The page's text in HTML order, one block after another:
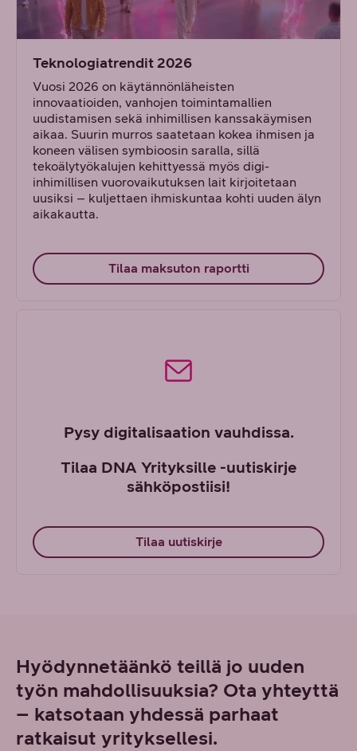
Teknologiatrendit 2026
Vuosi 2026 on käytännönläheisten
innovaatioiden, vanhojen toimintamallien
uudistamisen sekä inhimillisen kanssakäymisen
aikaa. Suurin murros saatetaan kokea ihmisen ja
koneen välisen symbioosin saralla, sillä
tekoälytyökalujen kehittyessä myös digi-
inhimillisen vuorovaikutuksen lait kirjoitetaan
uusiksi – kuljettaen ihmiskuntaa kohti uuden älyn
aikakautta.
Tilaa maksuton raportti
Pysy digitalisaation vauhdissa.
Tilaa DNA Yrityksille -uutiskirje
sähköpostiisi!
Tilaa uutiskirje
Hyödynnetäänkö teillä jo uuden
työn mahdollisuuksia? Ota yhteyttä
– katsotaan yhdessä parhaat
ratkaisut yrityksellesi.